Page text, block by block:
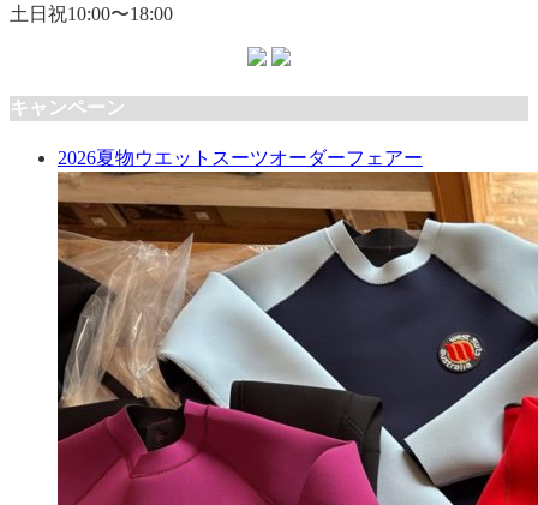
土日祝10:00〜18:00
キャンペーン
2026夏物ウエットスーツオーダーフェアー